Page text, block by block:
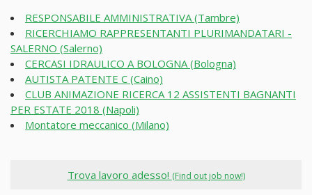
RESPONSABILE AMMINISTRATIVA (Tambre)
RICERCHIAMO RAPPRESENTANTI PLURIMANDATARI -
SALERNO (Salerno)
CERCASI IDRAULICO A BOLOGNA (Bologna)
AUTISTA PATENTE C (Caino)
CLUB ANIMAZIONE RICERCA 12 ASSISTENTI BAGNANTI
PER ESTATE 2018 (Napoli)
Montatore meccanico (Milano)
Trova lavoro adesso! (Find out job now!)